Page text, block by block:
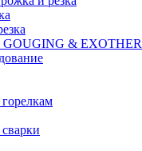
GOUGING &